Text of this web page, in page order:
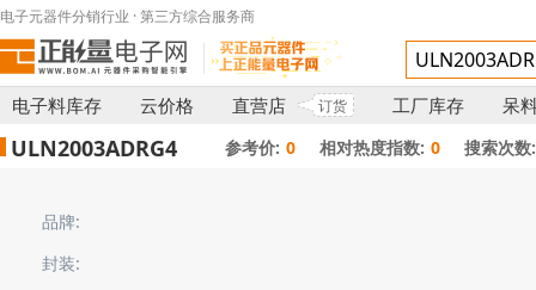
电子元器件分销行业 · 第三方综合服务商
电子料库存 云价格 直营店 订货 工厂库存 呆
ULN2003ADRG4 参考价: 0 相对热度指数: 0 搜索次数:
品牌:
封装: